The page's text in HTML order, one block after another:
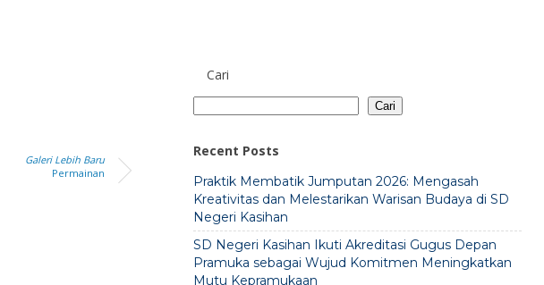
Galeri Lebih Baru
Permainan
Cari
Cari
Recent Posts
Praktik Membatik Jumputan 2026: Mengasah
Kreativitas dan Melestarikan Warisan Budaya di SD
Negeri Kasihan
SD Negeri Kasihan Ikuti Akreditasi Gugus Depan
Pramuka sebagai Wujud Komitmen Meningkatkan
Mutu Kepramukaan